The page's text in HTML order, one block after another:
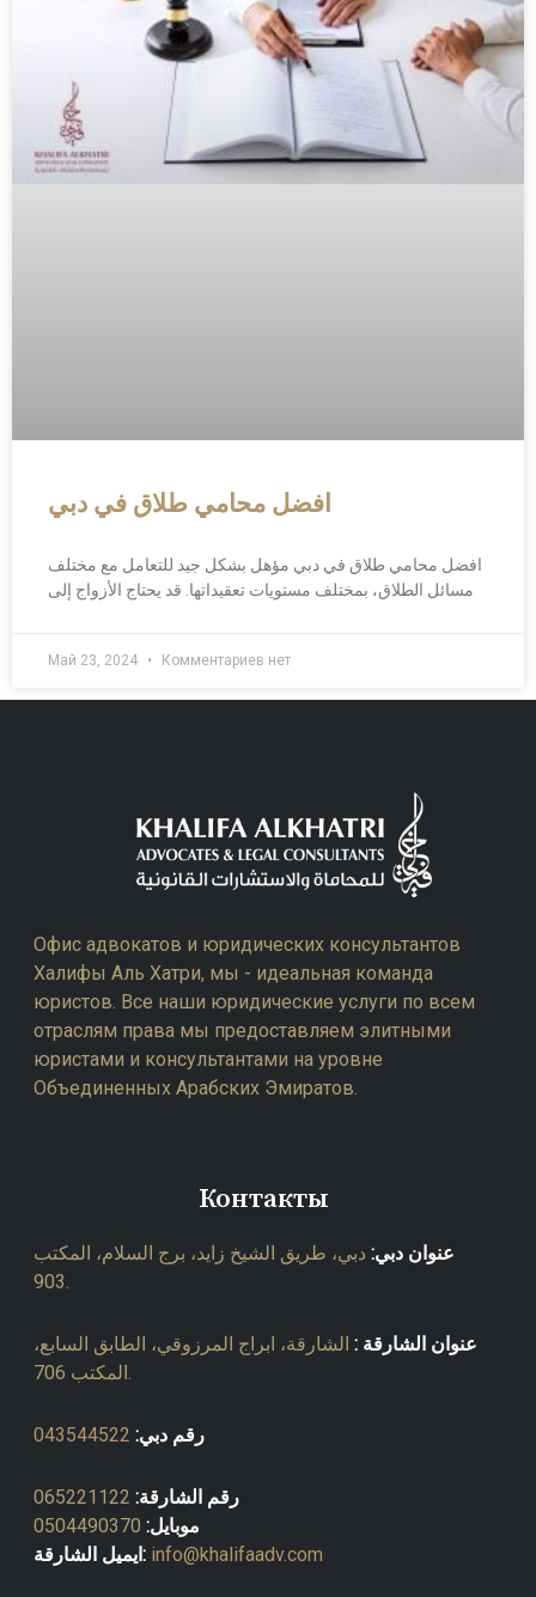
افضل محامي طلاق في دبي
افضل محامي طلاق في دبي مؤهل بشكل جيد للتعامل مع مختلف
مسائل الطلاق، بمختلف مستويات تعقيداتها. قد يحتاج الأزواج إلى
Май 23, 2024 Комментариев нет
Офис адвокатов и юридических консультантов
Халифы Аль Хатри, мы - идеальная команда
юристов. Все наши юридические услуги по всем
отраслям права мы предоставляем элитными
юристами и консультантами на уровне
Объединенных Арабских Эмиратов.
Контакты
عنوان دبي: دبي، طريق الشيخ زايد، برج السلام، المكتب
عنوان الشارقة : الشارقة، ابراج المرزوقي، الطابق السابع،
رقم دبي: 043544522
رقم الشارقة: 065221122
موبايل: 0504490370
ايميل الشارقة: info@khalifaadv.com